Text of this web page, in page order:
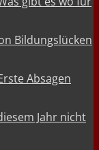
Bildungslücken
Absagen
Jahr nicht